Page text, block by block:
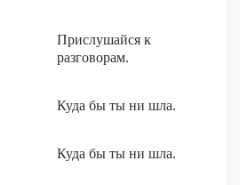
Прислушайся к
разговорам.
Куда бы ты ни шла.
Куда бы ты ни шла.